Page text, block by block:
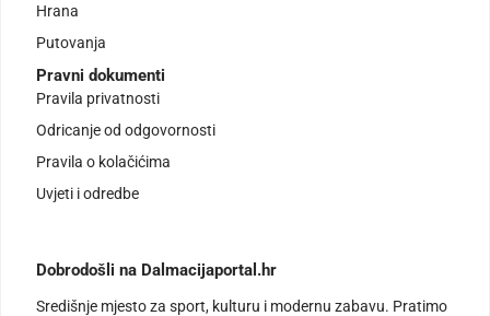
Hrana
Putovanja
Pravni dokumenti
Pravila privatnosti
Odricanje od odgovornosti
Pravila o kolačićima
Uvjeti i odredbe
Dobrodošli na Dalmacijaportal.hr
Središnje mjesto za sport, kulturu i modernu zabavu. Pratimo